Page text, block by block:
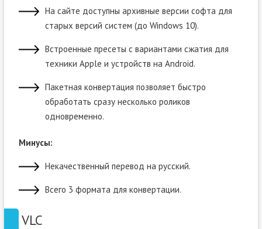
На сайте доступны архивные версии софта для
старых версий систем (до Windows 10).
Встроенные пресеты с вариантами сжатия для
техники Apple и устройств на Android.
Пакетная конвертация позволяет быстро
обработать сразу несколько роликов
одновременно.
Минусы:
Некачественный перевод на русский.
Всего 3 формата для конвертации.
VLC